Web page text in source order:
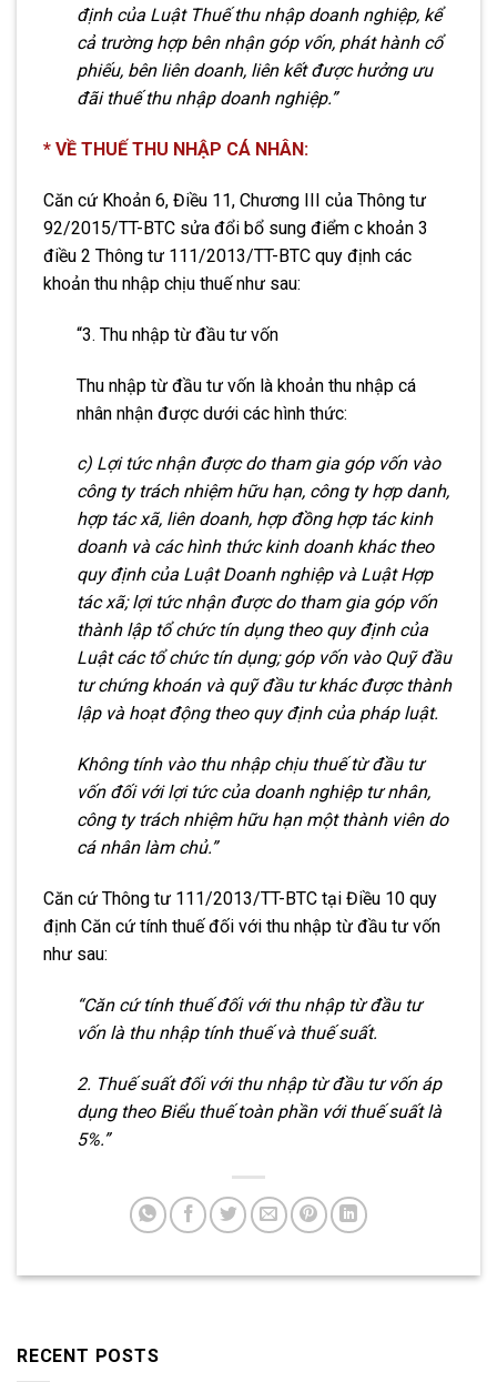
định của Luật Thuế thu nhập doanh nghiệp, kể
cả trường hợp bên nhận góp vốn, phát hành cổ
phiếu, bên liên doanh, liên kết được hưởng ưu
đãi thuế thu nhập doanh nghiệp.”
* VỀ THUẾ THU NHẬP CÁ NHÂN:
Căn cứ Khoản 6, Điều 11, Chương III của Thông tư
92/2015/TT-BTC sửa đổi bổ sung điểm c khoản 3
điều 2 Thông tư 111/2013/TT-BTC quy định các
khoản thu nhập chịu thuế như sau:
“3. Thu nhập từ đầu tư vốn
Thu nhập từ đầu tư vốn là khoản thu nhập cá
nhân nhận được dưới các hình thức:
c) Lợi tức nhận được do tham gia góp vốn vào
công ty trách nhiệm hữu hạn, công ty hợp danh,
hợp tác xã, liên doanh, hợp đồng hợp tác kinh
doanh và các hình thức kinh doanh khác theo
quy định của Luật Doanh nghiệp và Luật Hợp
tác xã; lợi tức nhận được do tham gia góp vốn
thành lập tổ chức tín dụng theo quy định của
Luật các tổ chức tín dụng; góp vốn vào Quỹ đầu
tư chứng khoán và quỹ đầu tư khác được thành
lập và hoạt động theo quy định của pháp luật.
Không tính vào thu nhập chịu thuế từ đầu tư
vốn đối với lợi tức của doanh nghiệp tư nhân,
công ty trách nhiệm hữu hạn một thành viên do
cá nhân làm chủ.”
Căn cứ Thông tư 111/2013/TT-BTC tại Điều 10 quy
định Căn cứ tính thuế đối với thu nhập từ đầu tư vốn
như sau:
“Căn cứ tính thuế đối với thu nhập từ đầu tư
vốn là thu nhập tính thuế và thuế suất.
2. Thuế suất đối với thu nhập từ đầu tư vốn áp
dụng theo Biểu thuế toàn phần với thuế suất là
5%.”
RECENT POSTS